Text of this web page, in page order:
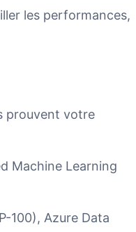
les performances,
prouvent votre
Machine Learning
100), Azure Data